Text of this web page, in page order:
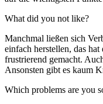
What did you not like?
Manchmal ließen sich
einfach herstellen, das
frustrierend gemacht.
Ansonsten gibt es kaum
Which problems are you